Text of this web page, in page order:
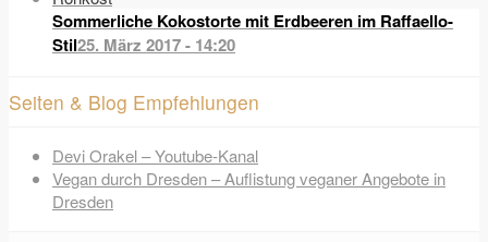
Sommerliche Kokostorte mit Erdbeeren im Raffaello-
Stil25. März 2017 - 14:20
Seiten & Blog Empfehlungen
Devi Orakel – Youtube-Kanal
Vegan durch Dresden – Auflistung veganer Angebote in
Dresden